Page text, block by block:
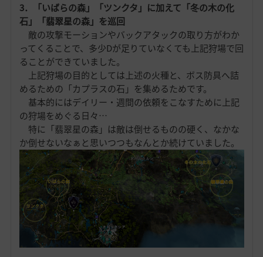
3．「いばらの森」「ツンクタ」に加えて「冬の木の化
石」「翡翠星の森」を巡回
敵の攻撃モーションやバックアタックの取り方がわか
ってくることで、多少Dが足りていなくても上記狩場で回
ることができていました。
上記狩場の目的としては上述の火種と、ボス防具へ詰
めるための「カプラスの石」を集めるためです。
基本的にはデイリー・週間の依頼をこなすために上記
の狩場をめぐる日々…
特に「翡翠星の森」は敵は倒せるものの硬く、なかな
か倒せないなぁと思いつつもなんとか続けていました。